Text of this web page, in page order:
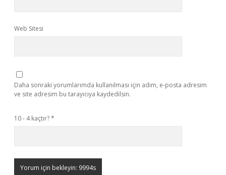
Web Sitesi
Daha sonraki yorumlarımda kullanılması için adım, e-posta adresim
ve site adresim bu tarayıcıya kaydedilsin.
10 - 4 kaçtır?*